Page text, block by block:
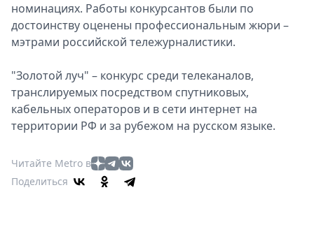
номинациях. Работы конкурсантов были по
достоинству оценены профессиональным жюри –
мэтрами российской тележурналистики.
"Золотой луч" – конкурс среди телеканалов,
транслируемых посредством спутниковых,
кабельных операторов и в сети интернет на
территории РФ и за рубежом на русском языке.
Читайте Metro в
Поделиться